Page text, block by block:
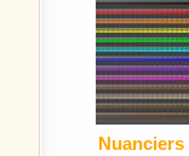
Nuanciers